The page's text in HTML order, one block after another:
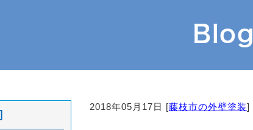
Blog
2018年05月17日 [藤枝市の外壁塗装]